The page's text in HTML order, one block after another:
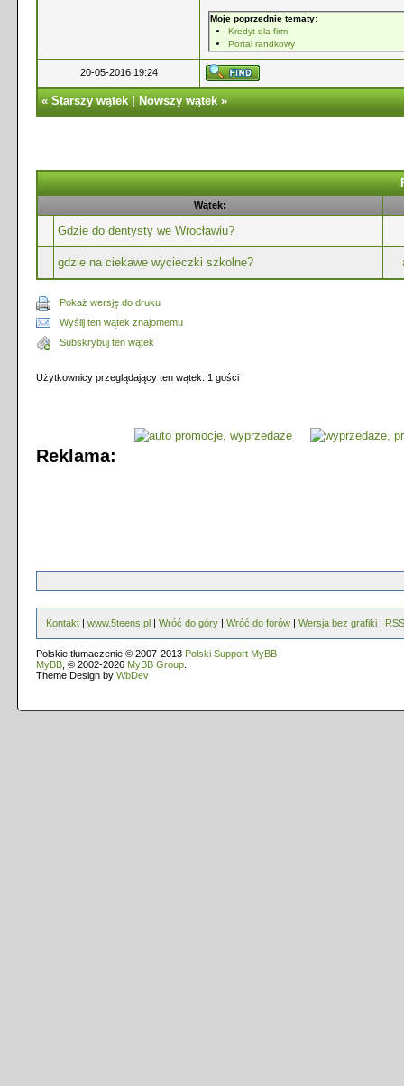
Moje poprzednie tematy:
Kredyt dla firm
Portal randkowy
20-05-2016 19:24
«Starszy wątek|Nowszy wątek»
Wątek:
Gdzie do dentysty we Wrocławiu?
gdzie na ciekawe wycieczki szkolne?
Pokaż wersję do druku
Wyślij ten wątek znajomemu
Subskrybuj ten wątek
Użytkownicy przeglądający ten wątek: 1 gości
Reklama:
Kontakt | www.5teens.pl | Wróć do góry | Wróć do forów | Wersja bez grafiki | RSS
Polskie tłumaczenie © 2007-2013 Polski Support MyBB
MyBB , © 2002-2026 MyBB Group
Theme Design by WbDev